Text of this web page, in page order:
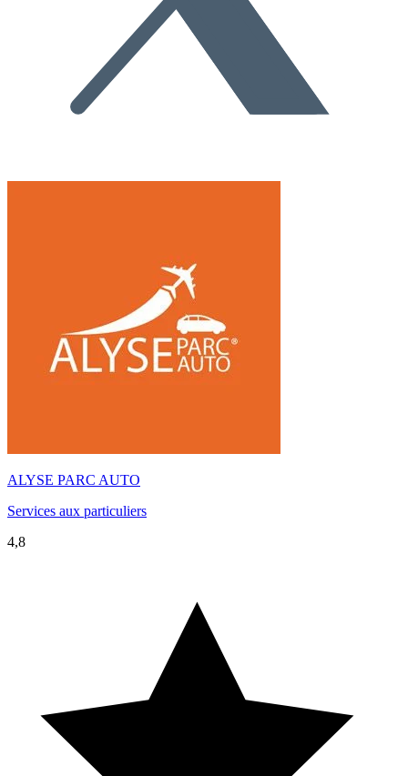
ALYSE PARC AUTO
Services aux particuliers
4,8